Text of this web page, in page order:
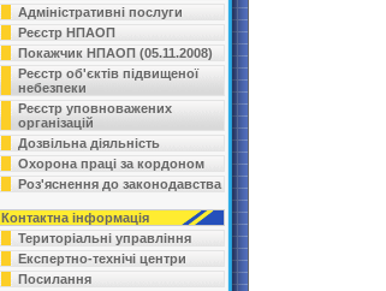
Адміністративні послуги
Реєстр НПАОП
Покажчик НПАОП (05.11.2008)
Реєстр об'єктів підвищеної
небезпеки
Реєстр уповноважених
організацій
Дозвільна діяльність
Охорона праці за кордоном
Роз'яснення до законодавства
Контактна інформація
Територіальні управління
Експертно-технічі центри
Посилання